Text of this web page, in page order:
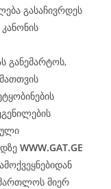
გასაჩივრდეს
განემარტოს,
WWW.GAT.GE
მიერ